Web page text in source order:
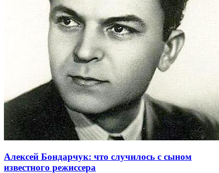
Алексей Бондарчук: что случилось с сыном
известного режиссера